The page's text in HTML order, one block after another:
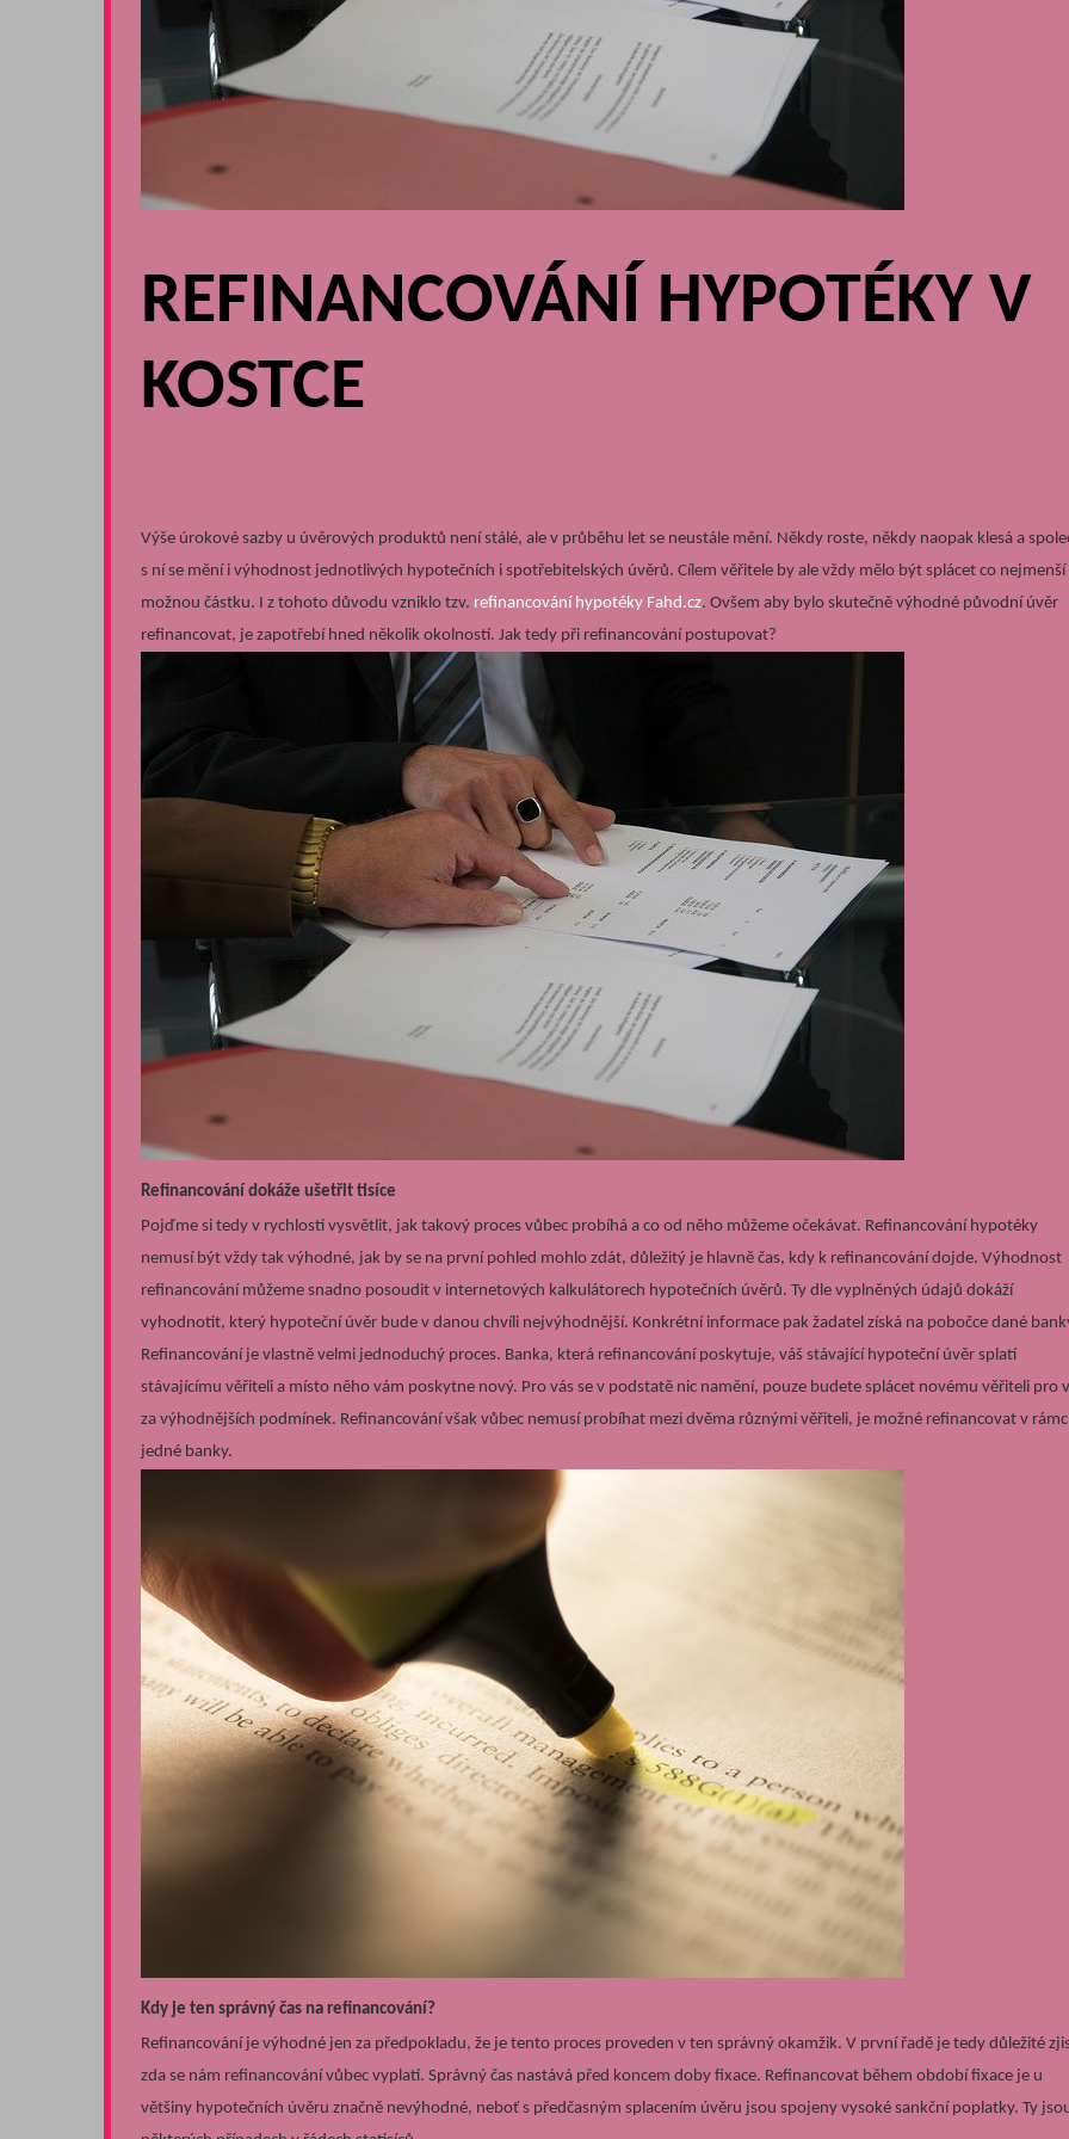
REFINANCOVÁNÍ HYPOTÉKY V
KOSTCE
Výše úrokové sazby u úvěrových produktů není stálé, ale v průběhu let se neustále mění. Někdy roste, někdy naopak klesá a
s ní se mění i výhodnost jednotlivých hypotečních i spotřebitelských úvěrů. Cílem věřitele by ale vždy mělo být splácet co nejmenší
možnou částku. I z tohoto důvodu vzniklo tzv. refinancování hypotéky Fahd.cz. Ovšem aby bylo skutečně výhodné původní úvěr
refinancovat, je zapotřebí hned několik okolností. Jak tedy při refinancování postupovat?
Refinancování dokáže ušetřit tisíce
Pojďme si tedy v rychlosti vysvětlit, jak takový proces vůbec probíhá a co od něho můžeme očekávat. Refinancování hypotéky
nemusí být vždy tak výhodné, jak by se na první pohled mohlo zdát, důležitý je hlavně čas, kdy k refinancování dojde. Výhodnost
refinancování můžeme snadno posoudit v internetových kalkulátorech hypotečních úvěrů. Ty dle vyplněných údajů dokáží
vyhodnotit, který hypoteční úvěr bude v danou chvíli nejvýhodnější. Konkrétní informace pak žadatel získá na pobočce dané
Refinancování je vlastně velmi jednoduchý proces. Banka, která refinancování poskytuje, váš stávající hypoteční úvěr splatí
stávajícímu věřiteli a místo něho vám poskytne nový. Pro vás se v podstatě nic namění, pouze budete splácet novému věřiteli pro
za výhodnějších podmínek. Refinancování však vůbec nemusí probíhat mezi dvěma různými věřiteli, je možné refinancovat v
jedné banky.
Kdy je ten správný čas na refinancování?
Refinancování je výhodné jen za předpokladu, že je tento proces proveden v ten správný okamžik. V první řadě je tedy důležité
zda se nám refinancování vůbec vyplatí. Správný čas nastává před koncem doby fixace. Refinancovat během období fixace je u
většiny hypotečních úvěru značně nevýhodné, neboť s předčasným splacením úvěru jsou spojeny vysoké sankční poplatky. Ty